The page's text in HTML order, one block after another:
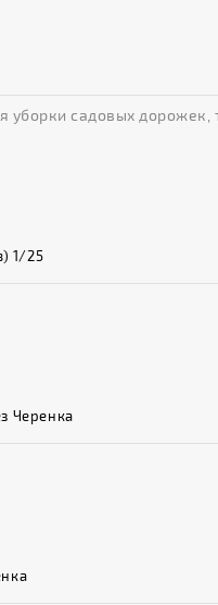
садовых дорожек,
1/25
Черенка